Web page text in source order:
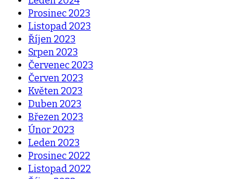
Prosinec 2023
Listopad 2023
Říjen 2023
Srpen 2023
Červenec 2023
Červen 2023
Květen 2023
Duben 2023
Březen 2023
Únor 2023
Leden 2023
Prosinec 2022
Listopad 2022